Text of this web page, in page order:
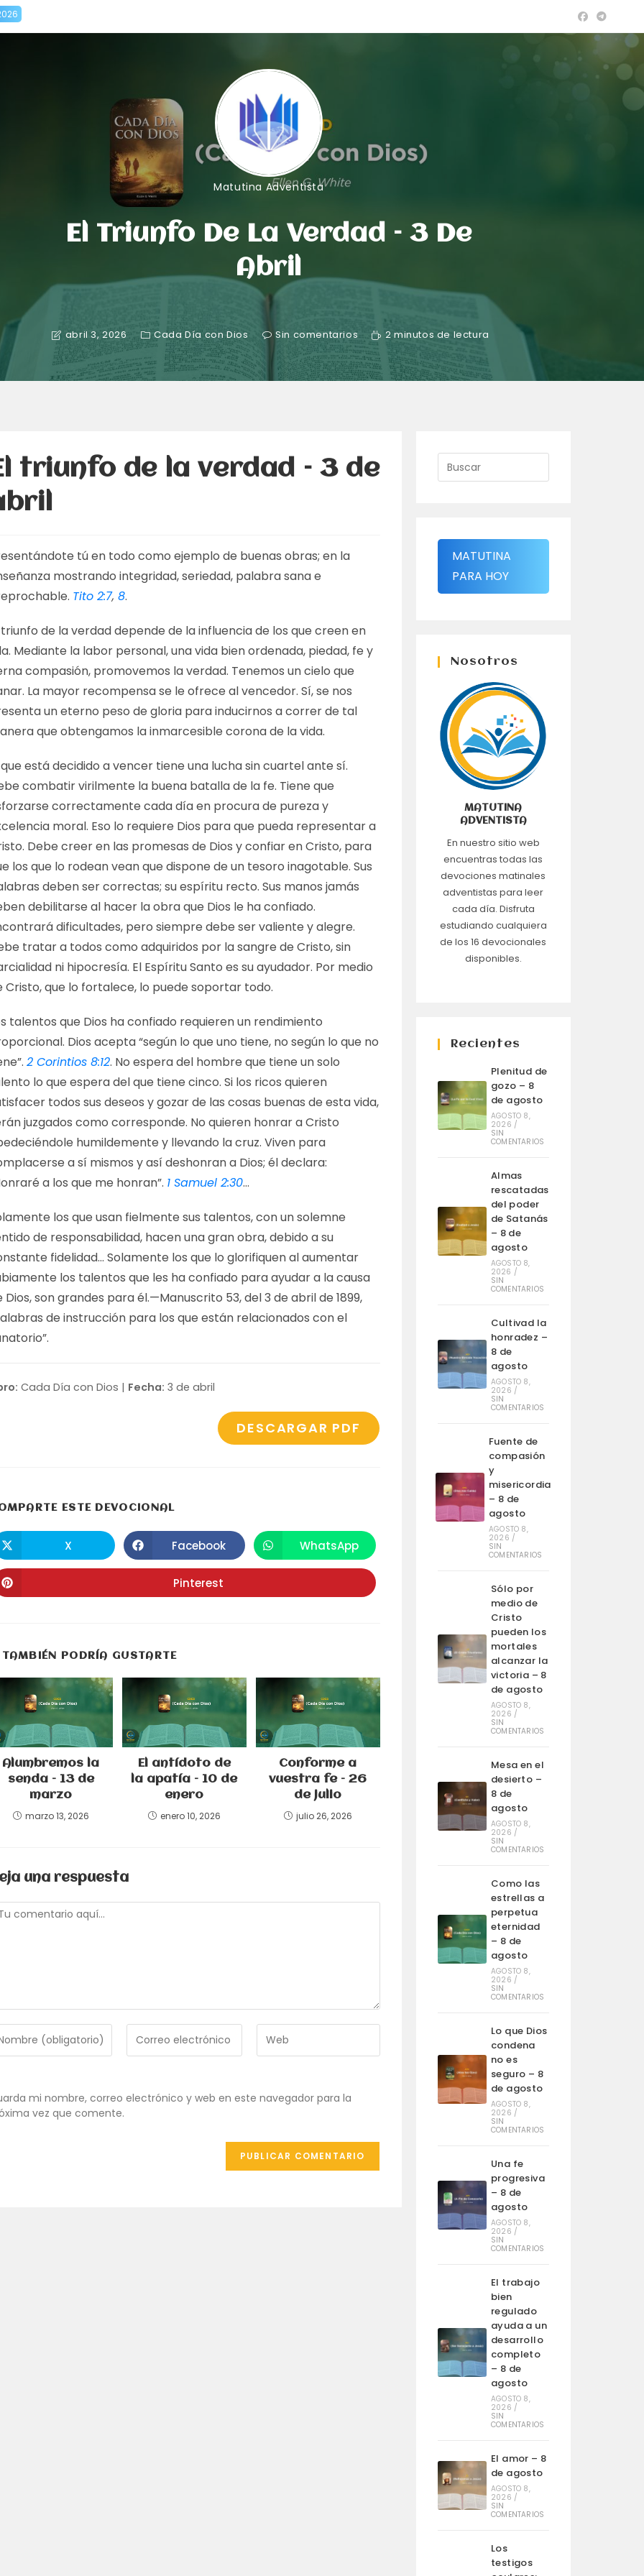
Matutina Adventista
El Triunfo De La Verdad – 3 De
Abril
abril 3, 2026 Cada Día con Dios Sin comentarios 2 minutos de lectura
triunfo de la verdad – 3 de
tú en todo como ejemplo de buenas obras; en la
mostrando integridad, seriedad, palabra sana e
Tito 2:7,8.
triunfo de la verdad depende de la influencia de los que creen en
Mediante la labor personal, una vida bien ordenada, piedad, fe y
compasión, promovemos la verdad. Tenemos un cielo que
La mayor recompensa se le ofrece al vencedor. Sí, se nos
un eterno peso de gloria para inducirnos a correr de tal
que obtengamos la inmarcesible corona de la vida.
que está decidido a vencer tiene una lucha sin cuartel ante sí.
combatir virilmente la buena batalla de la fe. Tiene que
correctamente cada día en procura de pureza y
moral. Eso lo requiere Dios para que pueda representar a
Debe creer en las promesas de Dios y confiar en Cristo, para
los que lo rodean vean que dispone de un tesoro inagotable. Sus
deben ser correctas; su espíritu recto. Sus manos jamás
debilitarse al hacer la obra que Dios le ha confiado.
dificultades, pero siempre debe ser valiente y alegre.
tratar a todos como adquiridos por la sangre de Cristo, sin
ni hipocresía. El Espíritu Santo es su ayudador. Por medio
Cristo, que lo fortalece, lo puede soportar todo.
talentos que Dios ha confiado requieren un rendimiento
Dios acepta “según lo que uno tiene, no según lo que no
2 Corintios 8:12. No espera del hombre que tiene un solo
lo que espera del que tiene cinco. Si los ricos quieren
todos sus deseos y gozar de las cosas buenas de esta vida,
juzgados como corresponde. No quieren honrar a Cristo
humildemente y llevando la cruz. Viven para
a sí mismos y así deshonran a Dios; él declara:
a los que me honran”. 1 Samuel 2:30…
los que usan fielmente sus talentos, con un solemne
de responsabilidad, hacen una gran obra, debido a su
fidelidad… Solamente los que lo glorifiquen al aumentar
los talentos que les ha confiado para ayudar a la causa
Dios, son grandes para él.—Manuscrito 53, del 3 de abril de 1899,
de instrucción para los que están relacionados con el
Cada Día con Dios | Fecha: 3 de abril
DESCARGAR PDF
ESTE DEVOCIONALCOMPARTIR
abre
en
ventana
X Se
abre
en
una
nueva
ventana
Facebook Se
abre
en
ventana
WhatsApp
Se
abre
Pinterest
TAMBIÉN PODRÍA GUSTARTE
Alumbremos la
senda – 13 de
marzo
marzo 13, 2026
El antídoto de
la apatía – 10 de
enero
enero 10, 2026
Conforme a
vuestra fe – 26
de julio
julio 26, 2026
una respuesta
dirección
correo
electrónico
URL
web
mi nombre, correo electrónico y web en este navegador para la
vez que comente.
MATUTINA
PARA HOY
Nosotros
MATUTINA
ADVENTISTA
En nuestro sitio web
encuentras todas las
devociones matinales
adventistas para leer
cada día. Disfruta
estudiando cualquiera
de los 16 devocionales
disponibles.
Recientes
Plenitud de
gozo – 8
de agosto
AGOSTO 8,
2026 /
SIN
COMENTARIOS
Almas
rescatadas
del poder
de Satanás
– 8 de
agosto
AGOSTO 8,
2026 /
SIN
COMENTARIOS
Cultivad la
honradez –
8 de
agosto
AGOSTO 8,
2026 /
SIN
COMENTARIOS
Fuente de
compasión
y
misericordia
– 8 de
agosto
AGOSTO 8,
2026 /
SIN
COMENTARIOS
Sólo por
medio de
Cristo
pueden los
mortales
alcanzar la
victoria – 8
de agosto
AGOSTO 8,
2026 /
SIN
COMENTARIOS
Mesa en el
desierto –
8 de
agosto
AGOSTO 8,
2026 /
SIN
COMENTARIOS
Como las
estrellas a
perpetua
eternidad
– 8 de
agosto
AGOSTO 8,
2026 /
SIN
COMENTARIOS
Lo que Dios
condena
no es
seguro – 8
de agosto
AGOSTO 8,
2026 /
SIN
COMENTARIOS
Una fe
progresiva
– 8 de
agosto
AGOSTO 8,
2026 /
SIN
COMENTARIOS
El trabajo
bien
regulado
ayuda a un
desarrollo
completo
– 8 de
agosto
AGOSTO 8,
2026 /
SIN
COMENTARIOS
El amor – 8
de agosto
AGOSTO 8,
2026 /
SIN
COMENTARIOS
Los
testigos